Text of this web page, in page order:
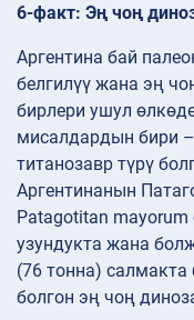
6-факт: Эң чоң
Аргентина бай
белгилүү жана эң
бирлери ушул
мисалдардын бири
титанозавр түрү
Аргентинанын
Patagotitan
узундукта жана
(76 тонна) салмакта
болгон эң чоң